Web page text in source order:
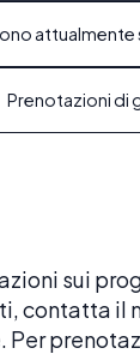
attualmente
Prenotazioni di
sui
contatta il
Per